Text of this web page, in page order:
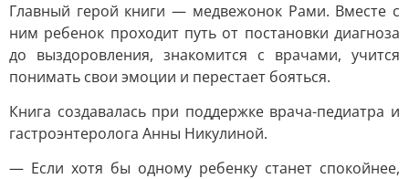
Главный герой книги — медвежонок Рами. Вместе с
ним ребенок проходит путь от постановки диагноза
до выздоровления, знакомится с врачами, учится
понимать свои эмоции и перестает бояться.
Книга создавалась при поддержке врача-педиатра и
гастроэнтеролога Анны Никулиной.
— Если хотя бы одному ребенку станет спокойнее,